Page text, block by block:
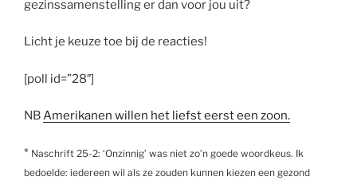
gezinssamenstelling er dan voor jou uit?
Licht je keuze toe bij de reacties!
[poll id=”28″]
NBAmerikanen willen het liefst eerst een zoon.
* Naschrift 25-2: ‘Onzinnig’ was niet zo’n goede woordkeus. Ik
bedoelde: iedereen wil als ze zouden kunnen kiezen een gezond